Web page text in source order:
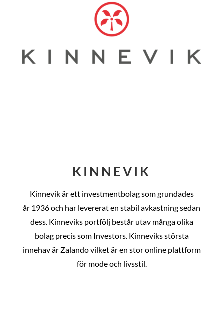
KINNEVIK
Kinnevik är ett investmentbolag som grundades
år 1936 och har levererat en stabil avkastning sedan
dess. Kinneviks portfölj består utav många olika
bolag precis som Investors. Kinneviks största
innehav är Zalando vilket är en stor online plattform
för mode och livsstil.